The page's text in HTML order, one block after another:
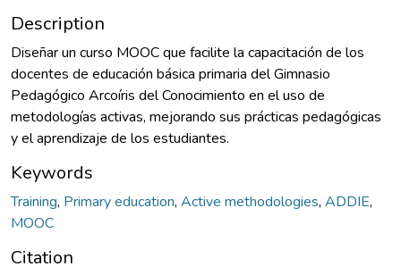
Description
Diseñar un curso MOOC que facilite la capacitación de los
docentes de educación básica primaria del Gimnasio
Pedagógico Arcoíris del Conocimiento en el uso de
metodologías activas, mejorando sus prácticas pedagógicas
y el aprendizaje de los estudiantes.
Keywords
Training, Primary education, Active methodologies, ADDIE,
MOOC
Citation